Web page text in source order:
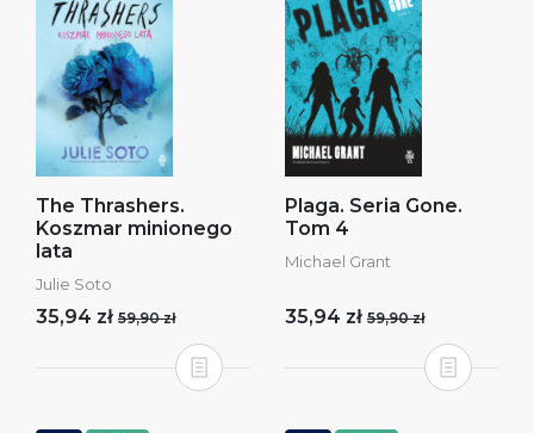
The Thrashers.
Koszmar minionego
lata
Julie Soto
35,94 zł 59,90 zł
Plaga. Seria Gone.
Tom 4
Michael Grant
35,94 zł 59,90 zł